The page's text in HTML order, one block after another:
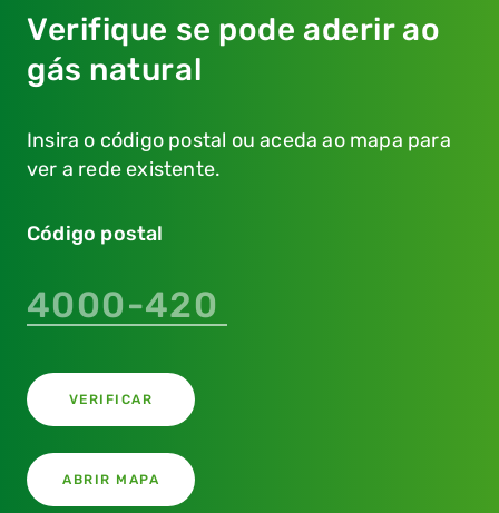
Verifique se pode aderir ao
gás natural
Insira o código postal ou aceda ao mapa para
ver a rede existente.
Código postal
Este campo é
VERIFICAR
ABRIR MAPA